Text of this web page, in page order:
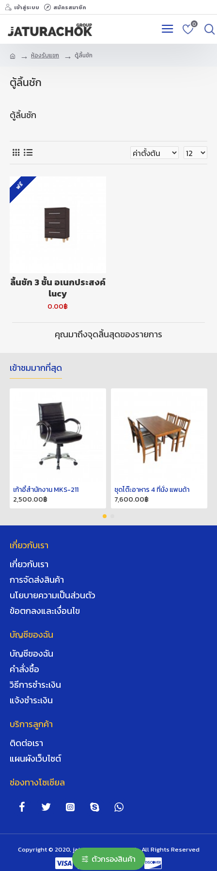
เข้าสู่ระบบ สมัครสมาชิก
0
ห้องรับแขก ตู้ลิ้นชัก
ตู้ลิ้นชัก
ตู้ลิ้นชัก
ฟรี
ลิ้นชัก 3 ชั้น อเนกประสงค์
lucy
0.00฿
คุณมาถึงจุดสิ้นสุดของรายการ
เข้าชมมากที่สุด
เก้าอี้สำนักงาน MKS-211
2,500.00฿
ชุดโต๊ะอาหาร 4 ที่นั่ง แพนด้า
7,600.00฿
เกี่ยวกับเรา
เกี่ยวกับเรา
การจัดส่งสินค้า
นโยบายความเป็นส่วนตัว
ข้อตกลงและเงื่อนไข
บัญชีของฉัน
บัญชีของฉัน
คำสั่งซื้อ
วิธีการชำระเงิน
แจ้งชำระเงิน
บริการลูกค้า
ติดต่อเรา
แผนผังเว็บไซต์
ช่องทางโซเชียล
Copyright © 2020, jaturachokgroup.co.th, All Rights Reserved
ตัวกรองสินค้า